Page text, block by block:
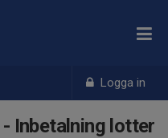
Logga in
Inbetalning lotter